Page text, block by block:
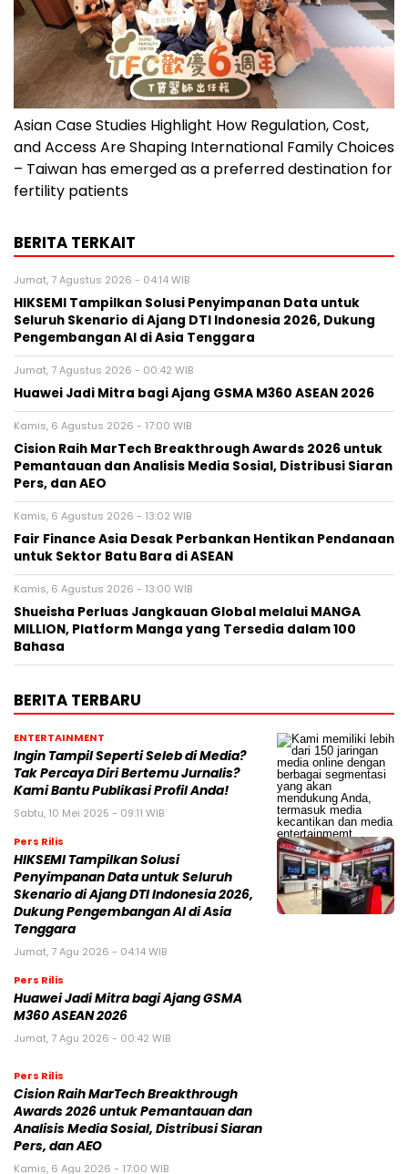
Asian Case Studies Highlight How Regulation, Cost,
and Access Are Shaping International Family Choices
– Taiwan has emerged as a preferred destination for
fertility patients
BERITA TERKAIT
Jumat, 7 Agustus 2026 - 04:14 WIB
HIKSEMI Tampilkan Solusi Penyimpanan Data untuk
Seluruh Skenario di Ajang DTI Indonesia 2026, Dukung
Pengembangan AI di Asia Tenggara
Jumat, 7 Agustus 2026 - 00:42 WIB
Huawei Jadi Mitra bagi Ajang GSMA M360 ASEAN 2026
Kamis, 6 Agustus 2026 - 17:00 WIB
Cision Raih MarTech Breakthrough Awards 2026 untuk
Pemantauan dan Analisis Media Sosial, Distribusi Siaran
Pers, dan AEO
Kamis, 6 Agustus 2026 - 13:02 WIB
Fair Finance Asia Desak Perbankan Hentikan Pendanaan
untuk Sektor Batu Bara di ASEAN
Kamis, 6 Agustus 2026 - 13:00 WIB
Shueisha Perluas Jangkauan Global melalui MANGA
MILLION, Platform Manga yang Tersedia dalam 100
Bahasa
BERITA TERBARU
ENTERTAINMENT
Ingin Tampil Seperti Seleb di Media?
Tak Percaya Diri Bertemu Jurnalis?
Kami Bantu Publikasi Profil Anda!
Sabtu, 10 Mei 2025 - 09:11 WIB
Pers Rilis
HIKSEMI Tampilkan Solusi
Penyimpanan Data untuk Seluruh
Skenario di Ajang DTI Indonesia 2026,
Dukung Pengembangan AI di Asia
Tenggara
Jumat, 7 Agu 2026 - 04:14 WIB
Pers Rilis
Huawei Jadi Mitra bagi Ajang GSMA
M360 ASEAN 2026
Jumat, 7 Agu 2026 - 00:42 WIB
Pers Rilis
Cision Raih MarTech Breakthrough
Awards 2026 untuk Pemantauan dan
Analisis Media Sosial, Distribusi Siaran
Pers, dan AEO
Kamis, 6 Agu 2026 - 17:00 WIB